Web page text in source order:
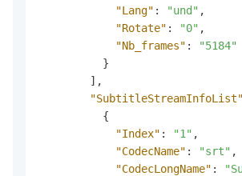
"Lang" : "und" ,
"Rotate" : "0" ,
"Nb_frames" :
"5184"
}
] ,
"SubtitleStreamInfoList"
{
"Index" : "1" ,
"CodecName" : "srt" ,
"CodecLongName" :